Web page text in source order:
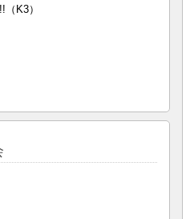
K3）